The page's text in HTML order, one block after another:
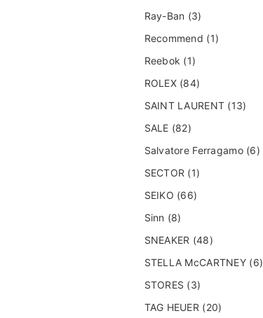
Ray-Ban (3)
Recommend (1)
Reebok (1)
ROLEX (84)
SAINT LAURENT (13)
SALE (82)
Salvatore Ferragamo (6)
SECTOR (1)
SEIKO (66)
Sinn (8)
SNEAKER (48)
STELLA McCARTNEY (6)
STORES (3)
TAG HEUER (20)